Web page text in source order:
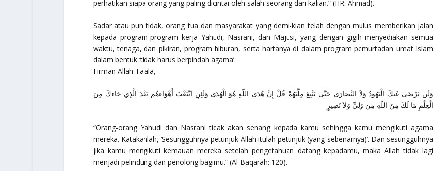
perhatikan siapa orang yang paling dicintai oleh salah seorang dari kalian.”(HR. Ahmad).
Sadar atau pun tidak, orang tua dan masyarakat yang demi-kian telah dengan mulus memberikan jalan
kepada program-program kerja Yahudi, Nasrani, dan Majusi, yang dengan gigih menyediakan semua
waktu, tenaga, dan pikiran, program hiburan, serta hartanya di dalam program pemurtadan umat Islam
dalam bentuk ‘tidak harus berpindah agama’.
Firman Allah Ta’ala,
وَلَن تَرْضَى عَنكَ الْيَهُودُ وَلاَ النَّصَارَى حَتَّى تَتَّبِعَ مِلَّتَهُمْ قُلْ إِنَّ هُدَى اللّهِ هُوَ الْهُدَى وَلَئِنِ اتَّبَعْتَ أَهْوَاءهُم بَعْدَ الَّذِي جَاءكَ مِنَ
الْعِلْمِ مَا لَكَ مِنَ اللّهِ مِن وَلِيٍّ وَلاَ نَصِيرٍ
“Orang-orang Yahudi dan Nasrani tidak akan senang kepada kamu sehingga kamu mengikuti agama
mereka. Katakanlah, ‘Sesungguhnya petunjuk Allah itulah petunjuk (yang sebenarnya)’. Dan sesungguhnya
jika kamu mengikuti kemauan mereka setelah pengetahuan datang kepadamu, maka Allah tidak lagi
menjadi pelindung dan penolong bagimu.”(Al-Baqarah: 120).